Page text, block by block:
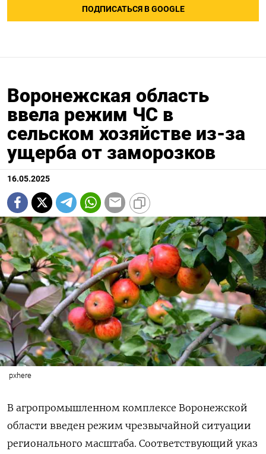
ПОДПИСАТЬСЯ В GOOGLE
Воронежская область
ввела режим ЧС в
сельском хозяйстве из-за
ущерба от заморозков
16.05.2025
pxhere
В агропромышленном комплексе Воронежской
области введен режим чрезвычайной ситуации
регионального масштаба. Соответствующий указ